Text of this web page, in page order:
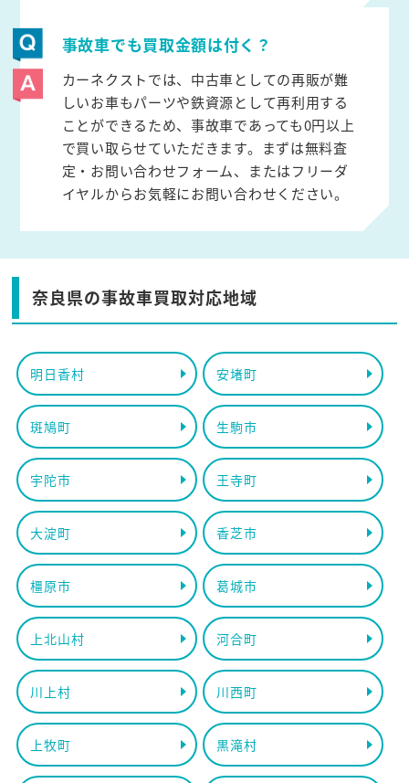
事故車でも買取金額は付く？
カーネクストでは、中古車としての再販が難
しいお車もパーツや鉄資源として再利用する
ことができるため、事故車であっても0円以上
で買い取らせていただきます。まずは無料査
定・お問い合わせフォーム、またはフリーダ
イヤルからお気軽にお問い合わせください。
奈良県の事故車買取対応地域
明日香村 安堵町
斑鳩町 生駒市
宇陀市 王寺町
大淀町 香芝市
橿原市 葛城市
上北山村 河合町
川上村 川西町
上牧町 黒滝村